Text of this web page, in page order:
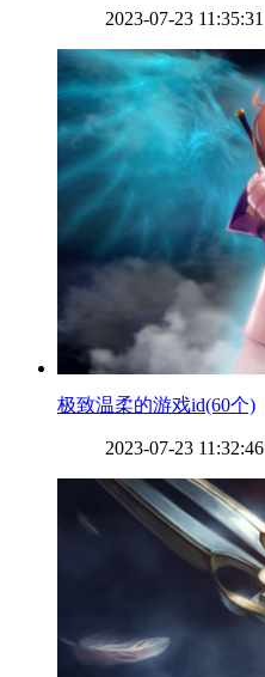
2023-07-23 11:35:31
​极致温柔的游戏id(60个)
2023-07-23 11:32:46